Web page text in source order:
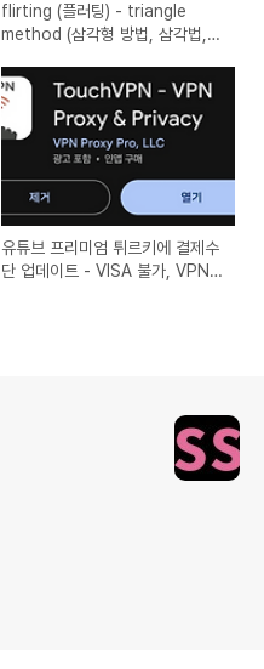
flirting (플러팅) - triangle
method (삼각형 방법, 삼각법,
유튜브 프리미엄 튀르키에 결제수
단 업데이트 - VISA 불가, VPN